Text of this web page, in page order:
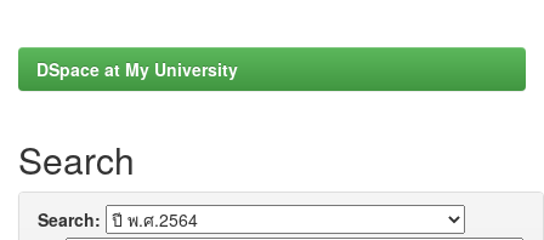
DSpace at My University
Search
Search: